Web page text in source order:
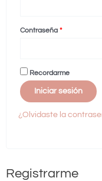
Contraseña *
Recordarme
Iniciar sesión
¿Olvidaste la
Registrarme